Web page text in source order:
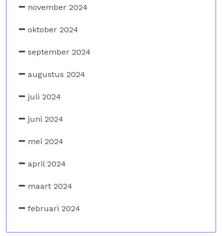
november 2024
oktober 2024
september 2024
augustus 2024
juli 2024
juni 2024
mei 2024
april 2024
maart 2024
februari 2024